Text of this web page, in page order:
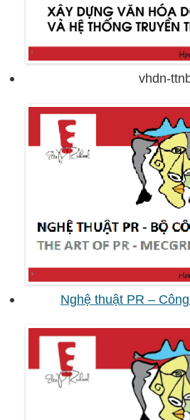
vhdn-
Nghệ thuật PR –